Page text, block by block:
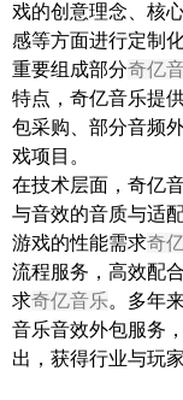
戏的创意理念、核
感等方面进行定制
重要组成部分奇亿
特点，奇亿音乐提
包采购、部分音频
戏项目。
在技术层面，奇亿
与音效的音质与适
游戏的性能需求奇
流程服务，高效配
求奇亿音乐。多年
音乐音效外包服务
出，获得行业与玩